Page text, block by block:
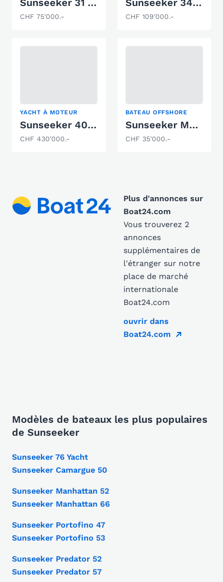
CHF 75'000.- CHF 109'000.-
YACHT À MOTEUR
Sunseeker 40 Portofino
CHF 430'000.-
BATEAU OFFSHORE
Sunseeker Mohawk 29
CHF 35'000.-
Plus d'annonces sur
Boat24.com
Vous trouverez 2
annonces
supplémentaires de
l'étranger sur notre
place de marché
internationale
Boat24.com
ouvrir dans
Boat24.com
Modèles de bateaux les plus populaires
de Sunseeker
Sunseeker 76 Yacht
Sunseeker Camargue 50
Sunseeker Manhattan 52
Sunseeker Manhattan 66
Sunseeker Portofino 47
Sunseeker Portofino 53
Sunseeker Predator 52
Sunseeker Predator 57